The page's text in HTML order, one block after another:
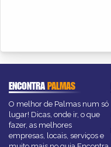
ENCONTRAPALMAS
O melhor de Palmas num só
lugar! Dicas, onde ir, o que
fazer, as melhores
empresas, locais, serviços e